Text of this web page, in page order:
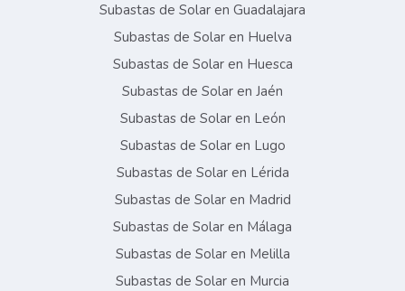
Subastas de Solar en Guadalajara
Subastas de Solar en Huelva
Subastas de Solar en Huesca
Subastas de Solar en Jaén
Subastas de Solar en León
Subastas de Solar en Lugo
Subastas de Solar en Lérida
Subastas de Solar en Madrid
Subastas de Solar en Málaga
Subastas de Solar en Melilla
Subastas de Solar en Murcia